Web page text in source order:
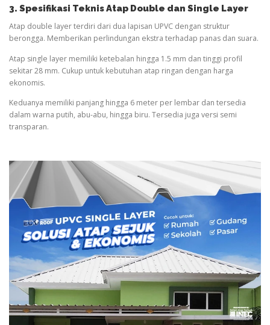
3. Spesifikasi Teknis Atap Double dan Single Layer
Atap double layer terdiri dari dua lapisan UPVC dengan struktur
berongga. Memberikan perlindungan ekstra terhadap panas dan suara.
Atap single layer memiliki ketebalan hingga 1.5 mm dan tinggi profil
sekitar 28 mm. Cukup untuk kebutuhan atap ringan dengan harga
ekonomis.
Keduanya memiliki panjang hingga 6 meter per lembar dan tersedia
dalam warna putih, abu-abu, hingga biru. Tersedia juga versi semi
transparan.